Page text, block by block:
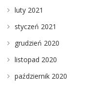
luty 2021
styczeń 2021
grudzień 2020
listopad 2020
październik 2020